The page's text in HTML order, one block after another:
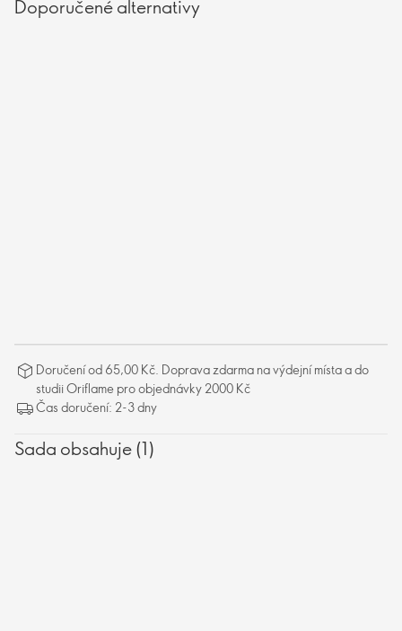
Doporučené alternativy
Doručení od 65,00 Kč. Doprava zdarma na výdejní místa a do
studii Oriflame pro objednávky 2000 Kč
Čas doručení: 2-3 dny
Sada obsahuje (1)